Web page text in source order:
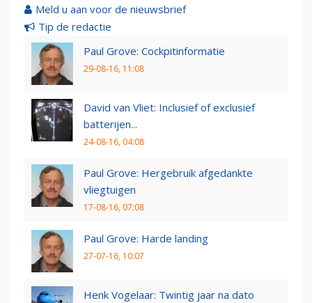
Meld u aan voor de nieuwsbrief
Tip de redactie
Paul Grove: Cockpitinformatie
29-08-16, 11:08
David van Vliet: Inclusief of exclusief
batterijen...
24-08-16, 04:08
Paul Grove: Hergebruik afgedankte
vliegtuigen
17-08-16, 07:08
Paul Grove: Harde landing
27-07-16, 10:07
Henk Vogelaar: Twintig jaar na dato